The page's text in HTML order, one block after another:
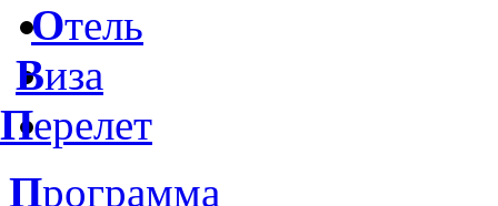
Отель
Виза
Перелет
Программа